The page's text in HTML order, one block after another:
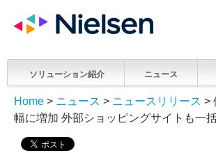
ソリューション紹介 ニュース
Home > ニュース > ニュースリリース >
幅に増加 外部ショッピングサイトも一